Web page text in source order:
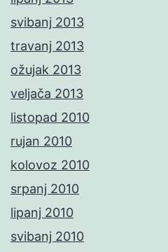
svibanj 2013
travanj 2013
ožujak 2013
veljača 2013
listopad 2010
rujan 2010
kolovoz 2010
srpanj 2010
lipanj 2010
svibanj 2010